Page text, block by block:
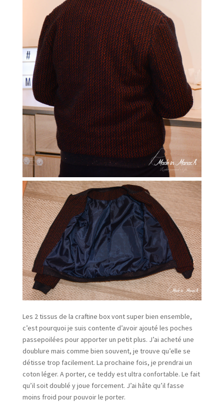
Les 2 tissus de la craftine box vont super bien ensemble,
c’est pourquoi je suis contente d’avoir ajouté les poches
passepoilées pour apporter un petit plus. J’ai acheté une
doublure mais comme bien souvent, je trouve qu’elle se
détisse trop facilement. La prochaine fois, je prendrai un
coton léger. A porter, ce teddy est ultra confortable. Le fait
qu’il soit doublé y joue forcement. J’ai hâte qu’il fasse
moins froid pour pouvoir le porter.